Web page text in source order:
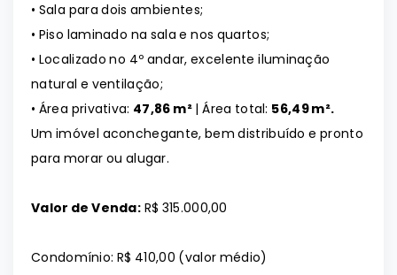
• Sala para dois ambientes;
• Piso laminado na sala e nos quartos;
• Localizado no 4º andar, excelente iluminação
natural e ventilação;
• Área privativa: 47,86 m²| Área total: 56,49 m².
Um imóvel aconchegante, bem distribuído e pronto
para morar ou alugar.
Valor de Venda: R$ 315.000,00
Condomínio: R$ 410,00 (valor médio)